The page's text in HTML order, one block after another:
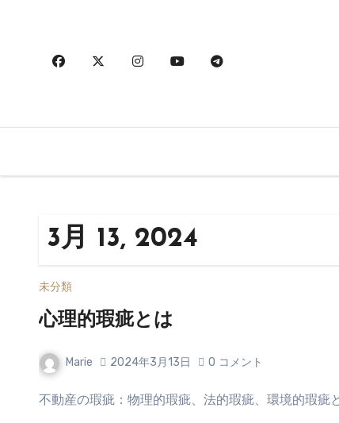
3月 13, 2024
未分類
心理的瑕疵とは
Marie 2024年3月13日 0 コメント
不動産の瑕疵：物理的瑕疵、法的瑕疵、環境的瑕疵